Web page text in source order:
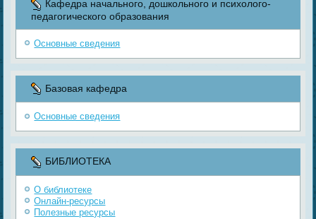
Кафедра начального, дошкольного и психолого-
педагогического образования
Основные сведения
Базовая кафедра
Основные сведения
БИБЛИОТЕКА
О библиотеке
Онлайн-ресурсы
Полезные ресурсы